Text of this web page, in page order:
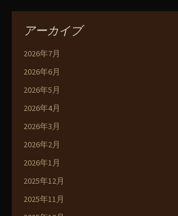
アーカイブ
2026年7月
2026年6月
2026年5月
2026年4月
2026年3月
2026年2月
2026年1月
2025年12月
2025年11月